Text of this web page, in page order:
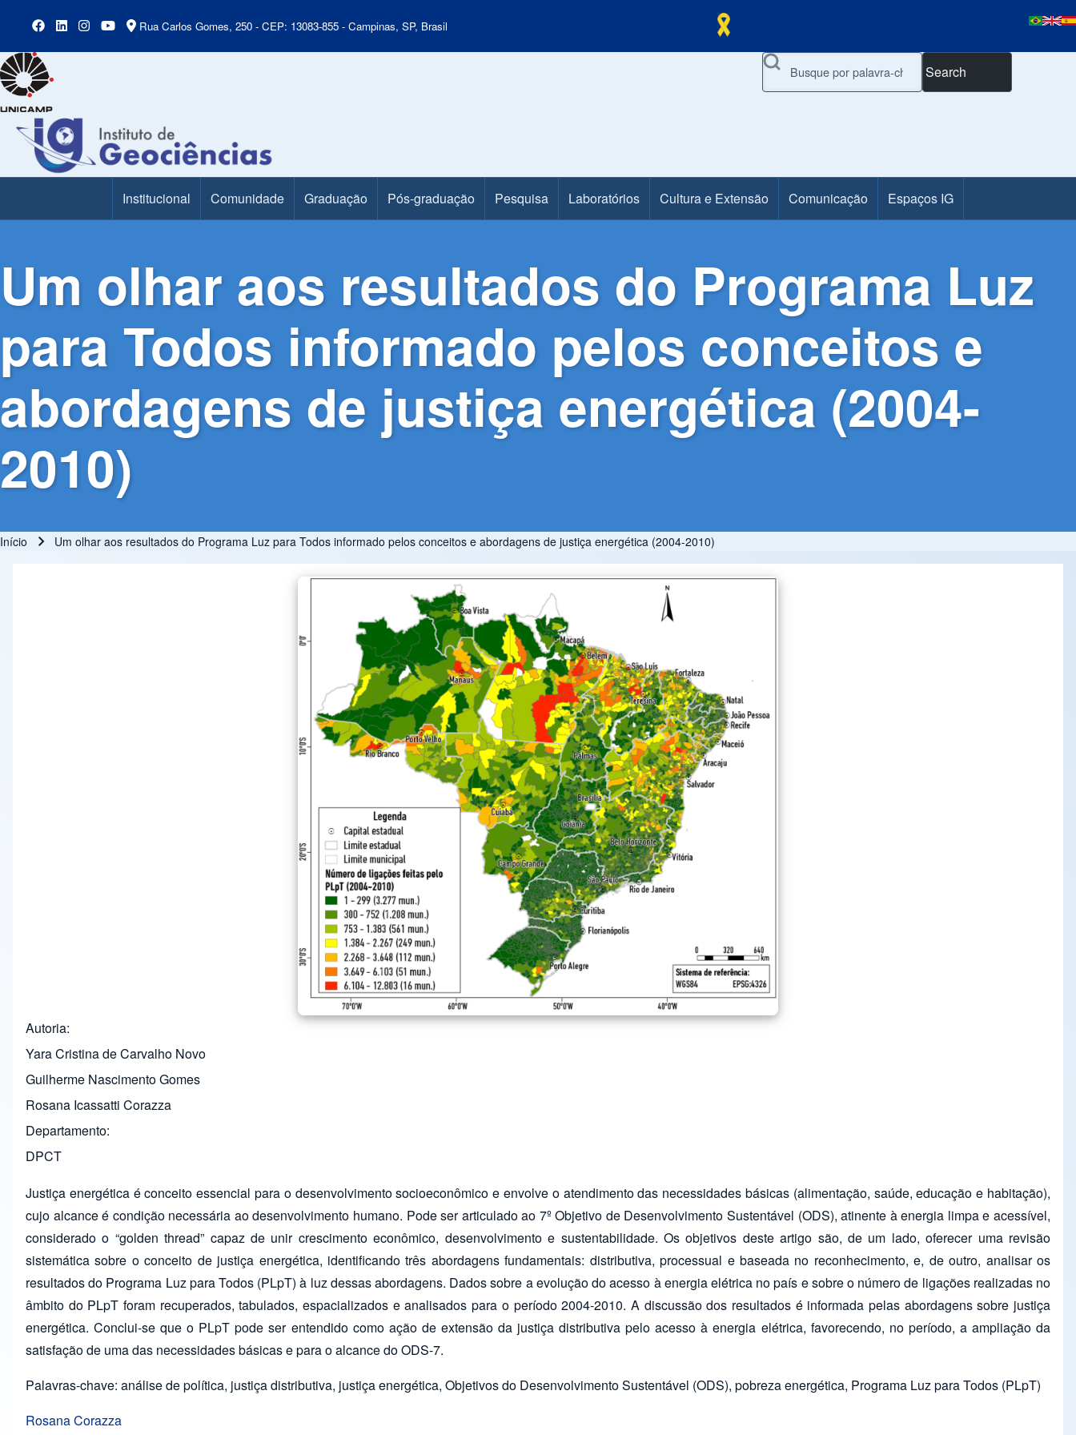
Rua Carlos Gomes, 250 - CEP: 13083-855 - Campinas, SP, Brasil
Search
Main MenuInstitucional Comunidade Graduação Pós-graduação Pesquisa Laboratórios Cultura e Extensão Comunicação Espaços IG
Um olhar aos resultados do Programa Luz
para Todos informado pelos conceitos e
abordagens de justiça energética (2004-
2010)
Início Um olhar aos resultados do Programa Luz para Todos informado pelos conceitos e abordagens de justiça energética (2004-2010)
Autoria
Yara Cristina de Carvalho Novo
Guilherme Nascimento Gomes
Rosana Icassatti Corazza
Departamento
DPCT
Justiça energética é conceito essencial para o desenvolvimento socioeconômico e envolve o atendimento das necessidades básicas (alimentação, saúde, educação e habitação),
cujo alcance é condição necessária ao desenvolvimento humano. Pode ser articulado ao 7º Objetivo de Desenvolvimento Sustentável (ODS), atinente à energia limpa e acessível,
considerado o “golden thread” capaz de unir crescimento econômico, desenvolvimento e sustentabilidade. Os objetivos deste artigo são, de um lado, oferecer uma revisão
sistemática sobre o conceito de justiça energética, identificando três abordagens fundamentais: distributiva, processual e baseada no reconhecimento, e, de outro, analisar os
resultados do Programa Luz para Todos (PLpT) à luz dessas abordagens. Dados sobre a evolução do acesso à energia elétrica no país e sobre o número de ligações realizadas no
âmbito do PLpT foram recuperados, tabulados, espacializados e analisados para o período 2004-2010. A discussão dos resultados é informada pelas abordagens sobre justiça
energética. Conclui-se que o PLpT pode ser entendido como ação de extensão da justiça distributiva pelo acesso à energia elétrica, favorecendo, no período, a ampliação da
satisfação de uma das necessidades básicas e para o alcance do ODS-7.
Palavras-chave: análise de política, justiça distributiva, justiça energética, Objetivos do Desenvolvimento Sustentável (ODS), pobreza energética, Programa Luz para Todos (PLpT)
Rosana Corazza